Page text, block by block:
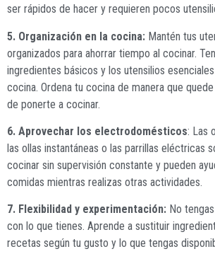
ser rápidos de hacer y requieren pocos
5. Organización en la cocina: Mantén tus
organizados para ahorrar tiempo al cocinar.
ingredientes básicos y los utensilios
cocina. Ordena tu cocina de manera que
de ponerte a cocinar.
6. Aprovechar los electrodomésticos: Las
las ollas instantáneas o las parrillas eléctricas
cocinar sin supervisión constante y pueden
comidas mientras realizas otras actividades.
7. Flexibilidad y experimentación: No
con lo que tienes. Aprende a sustituir
recetas según tu gusto y lo que tengas